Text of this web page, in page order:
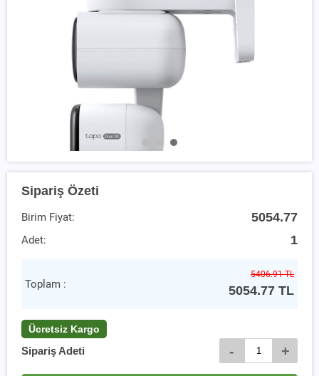
Sipariş Özeti
Birim Fiyat: 5054.77
Adet: 1
Toplam :
5406.91 TL
5054.77 TL
Ücretsiz Kargo
Sipariş Adeti - +